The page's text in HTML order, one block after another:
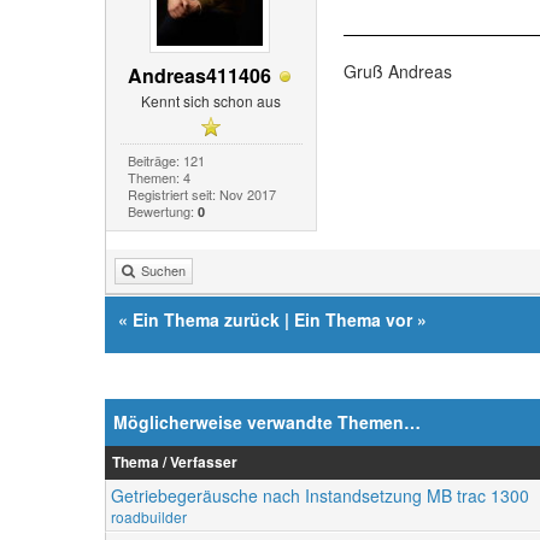
Andreas411406
Kennt sich schon aus
Beiträge: 121
Themen: 4
Registriert seit: Nov 2017
Bewertung: 0
Gruß Andreas
Suchen
« Ein Thema zurück | Ein Thema vor»
Möglicherweise verwandte Themen…
Thema / Verfasser
Getriebegeräusche nach Instandsetzung MB trac 1300
roadbuilder